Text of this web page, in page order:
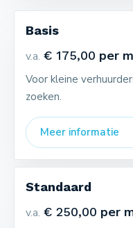
Basis
v.a. € 175,00 per
Voor kleine
zoeken.
Meer informatie
Standaard
v.a. € 250,00 per